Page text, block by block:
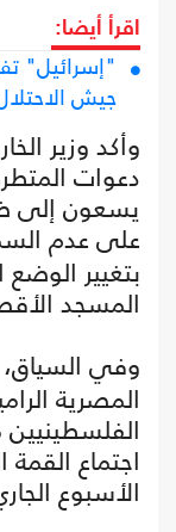
اقرأ أيضا:
"إسرائيل"
جيش الاحتلال
وأكد وزير
دعوات
يسعون إلى
على عدم
بتغيير
المسجد
وفي
المصرية
اجتماع القمة
الأسبوع